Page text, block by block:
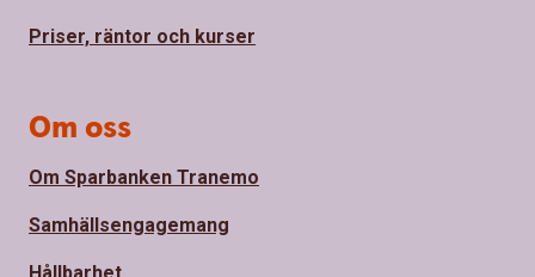
Priser, räntor och kurser
Om oss
Om Sparbanken Tranemo
Samhällsengagemang